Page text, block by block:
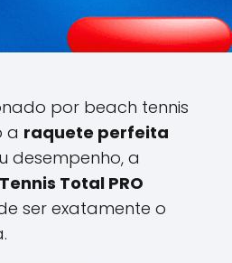
por beach tennis
a raquete perfeita
desempenho, a
Total PRO
ser exatamente o